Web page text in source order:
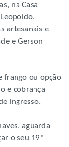
na Casa
artesanais e
e Gerson
frango ou opção
e cobrança
ingresso.
aguarda
o seu 19º